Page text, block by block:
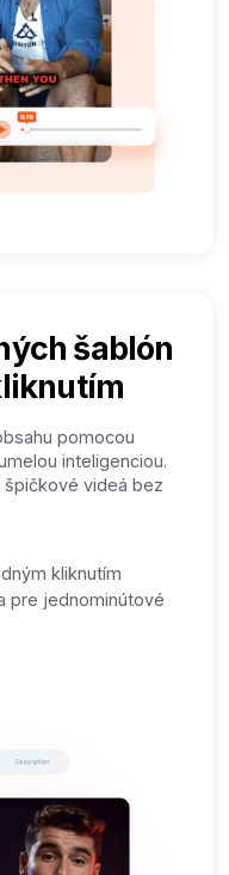
šablón
pomocou
inteligenciou.
špičkové videá bez
kliknutím
pre jednominútové